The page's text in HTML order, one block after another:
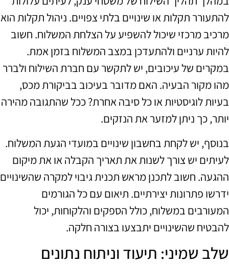
להתעורר תקלות או שינויים בלתי צפויים. ניהול תקלות הוא
מרכיב מרכזי שיכול להשפיע על הצלחת המשלוח. חשוב
להיות ערניים ולהתעדכן במצב המשלוח בזמן אמת.
במקרים של עיכובים, יש לתקשר עם חברת השילוח ולברר
מהו מקור הבעיה. האם מדובר בעיכוב בביקורת מכס,
בעיות לוגיסטיות או כל סיבה אחרת? ככל שהתגובה מהירה
יותר, כך ניתן למזער את הנזקים.
בנוסף, יש לקחת בחשבון שינויים במועדי הגעת המשלוח.
לעיתים יש צורך לשנות את תאריך הקבלה או את מיקום
ההגעה. חשוב לתכנן מראש תכנית גיבוי למקרה שהשינויים
ידרשו פתרונות יצירתיים. תיאום עם כל הגורמים
המעורבים במשלוח, כולל הספקים והלקוחות, יכול
להבטיח שהשינויים יתבצעו בצורה חלקה.
שלב שמיני: תיעוד וניתוח נתונים